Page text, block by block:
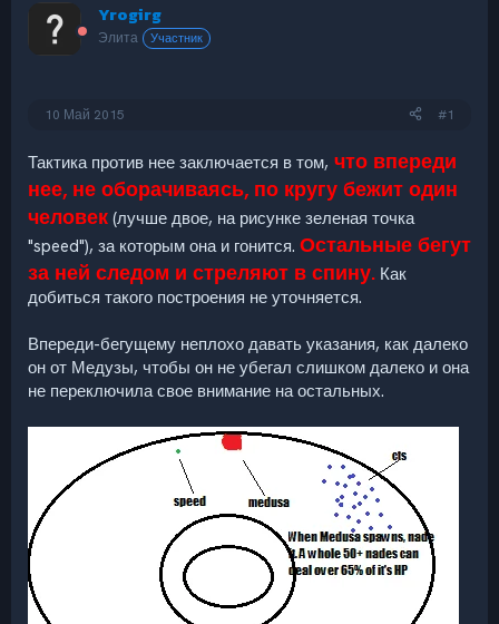
е
м
ы
ч
а
Yrogirg
Элита Участник
10 Май 2015 #1
Тактика против нее заключается в том, что впереди
нее, не оборачиваясь, по кругу бежит один
человек (лучше двое, на рисунке зеленая точка
"speed"), за которым она и гонится. Остальные бегут
за ней следом и стреляют в спину. Как
добиться такого построения не уточняется.
Впереди-бегущему неплохо давать указания, как далеко
он от Медузы, чтобы он не убегал слишком далеко и она
не переключила свое внимание на остальных.